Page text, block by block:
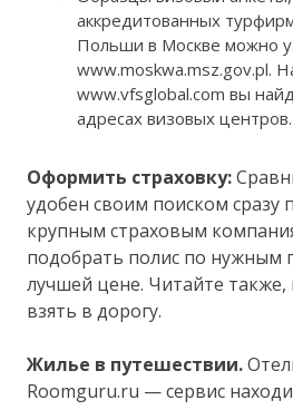
аккредитованных
Польши в Москве можно
www.moskwa.msz.gov.pl.
www.vfsglobal.com вы
адресах визовых центров.
Оформить страховку:
удобен своим поиском сразу
крупным страховым
подобрать полис по нужным
лучшей цене. Читайте также,
взять в дорогу.
Жилье в путешествии.
Roomguru.ru — сервис